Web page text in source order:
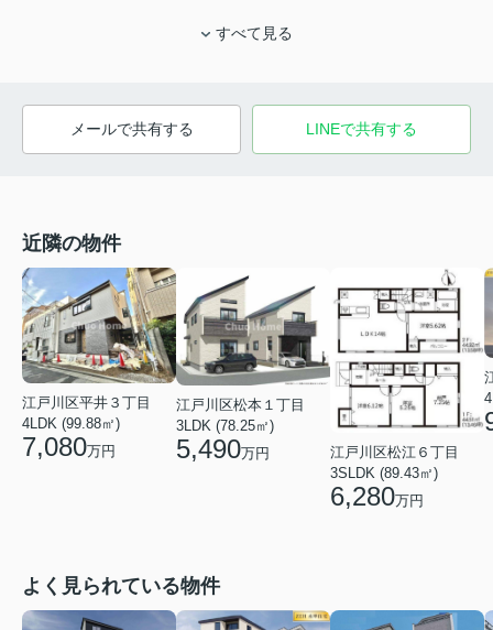
すべて見る
メールで共有する LINEで共有する
近隣の物件
江戸川区平井３丁目
4LDK (99.88㎡)
7,080万円
江戸川区松本１丁目
3LDK (78.25㎡)
5,490万円
江戸川区松江６丁目
3SLDK (89.43㎡)
6,280万円
よく見られている物件